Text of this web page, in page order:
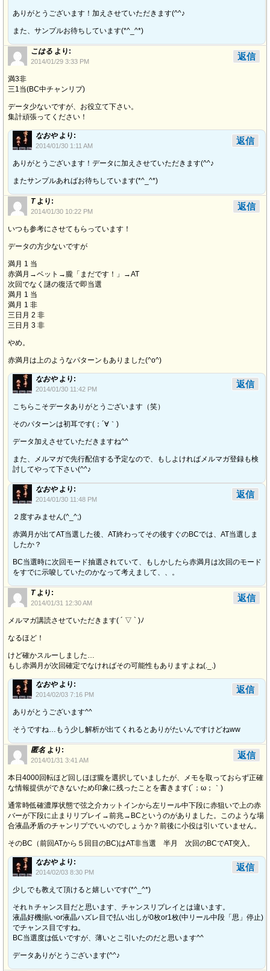
ありがとうございます！加えさせていただきます(^^♪
また、サンプルお待ちしています(*^_^*)
こはる より:
2014/01/29 3:33 PM
満3非
三1当(BC中チャンリプ)
データ少ないですが、お役立て下さい。
集計頑張ってください！
返信
なおや より:
2014/01/30 1:11 AM
ありがとうございます！データに加えさせていただきます(^^♪
またサンプルあればお待ちしています(*^_^*)
返信
T より:
2014/01/30 10:22 PM
いつも参考にさせてもらっています！
データの方少ないですが
満月 1 当
赤満月→ベット→朧「まだです！」→AT
次回でなく謎の復活で即当選
満月 1 当
満月 1 非
三日月 2 非
三日月 3 非
やめ。
赤満月は上のようなパターンもありました(^o^)
返信
なおや より:
2014/01/30 11:42 PM
こちらこそデータありがとうございます（笑）
そのパターンは初耳です(；´∀｀)
データ加えさせていただきますね^^
また、メルマガで先行配信する予定なので、もしよければメルマガ登録も検
討してやって下さい(^^♪
返信
なおや より:
2014/01/30 11:48 PM
２度すみません(^_^;)
赤満月が出てAT当選した後、AT終わってその後すぐのBCでは、AT当選しま
したか？
BC当選時に次回モード抽選されていて、もしかしたら赤満月は次回のモード
をすでに示唆していたのかなって考えまして、、。
返信
T より:
2014/01/31 12:30 AM
メルマガ講読させていただきます( ´ ▽ ` )ﾉ
なるほど！
けど確かスルーしました…
もし赤満月が次回確定でなければその可能性もありますよね(._.)
返信
なおや より:
2014/02/03 7:16 PM
ありがとうございます^^
そうですね…もう少し解析が出てくれるとありがたいんですけどねww
返信
匿名 より:
2014/01/31 3:41 AM
本日4000回転ほど回しほぼ朧を選択していましたが、メモを取っておらず正確
な情報提供ができないため印象に残ったことを書きます(´；ω；｀)
通常時低確濃厚状態で弦之介カットインから左リール中下段に赤狙いで上の赤
バーが下段に止まりリプレイ→前兆→BCというのがありました。このような場
合液晶矛盾のチャンリプでいいのでしょうか？前後に小役は引いていません。
そのBC（前回ATから５回目のBC)はAT非当選 半月 次回のBCでAT突入。
返信
なおや より:
2014/02/03 8:30 PM
少しでも教えて頂けると嬉しいです(*^_^*)
それｈチャンス目だと思います、チャンスリプレイとは違います。
液晶好機揃いor液晶ハズレ目で払い出しが0枚or1枚(中リール中段「思」停止)
でチャンス目ですね。
BC当選度は低いですが、薄いとこ引いたのだと思います^^
データありがとうございます(^^♪
返信